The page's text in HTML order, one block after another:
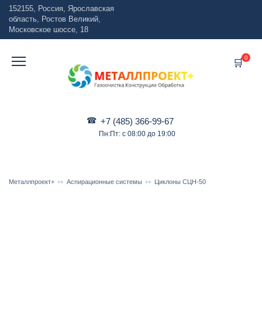
Перейти
содержанию
152155, Россия, Ярославская
область, Ростов Великий,
Московское шоссе, 18
+7 (485) 366-99-67
Пн:Пт: с 08:00 до 19:00
0
Металлпроект+ Аспирационные системы Циклоны СЦН-50